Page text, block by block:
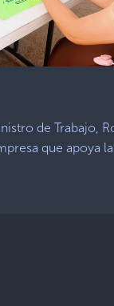
de Trabajo,
que apoya